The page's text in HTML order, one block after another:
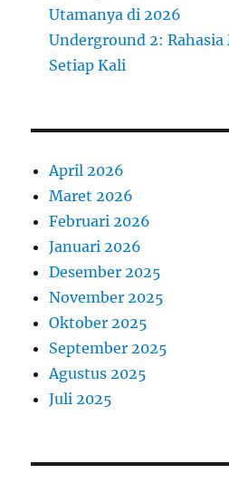
Utamanya di 2026
Underground 2: Rahasia
Setiap Kali
April 2026
Maret 2026
Februari 2026
Januari 2026
Desember 2025
November 2025
Oktober 2025
September 2025
Agustus 2025
Juli 2025